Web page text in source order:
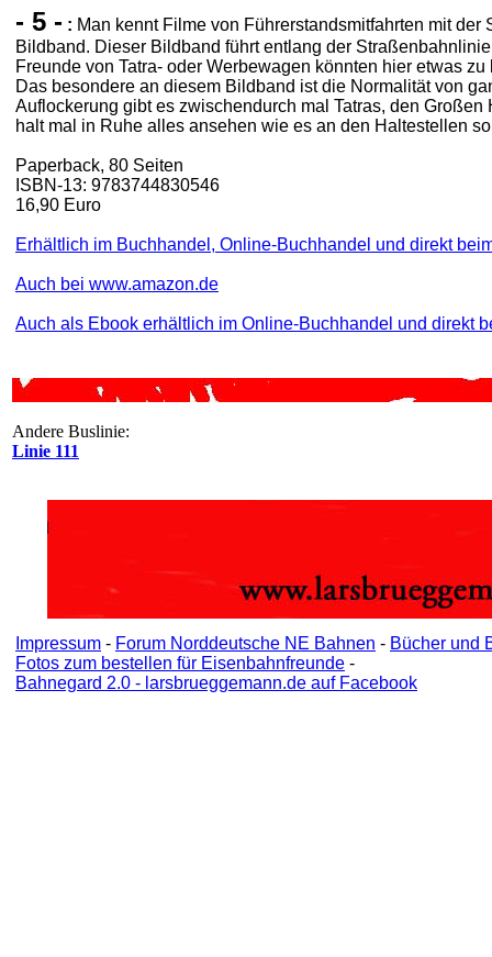
- 5 - : Man kennt Filme von Führerstandsmitfahrten mit
Bildband. Dieser Bildband führt entlang der
Freunde von Tatra- oder Werbewagen könnten hier etwas
Das besondere an diesem Bildband ist die Normalität von
Auflockerung gibt es zwischendurch mal Tatras, den
halt mal in Ruhe alles ansehen wie es an den Haltestellen
Paperback, 80 Seiten
ISBN-13: 9783744830546
16,90 Euro
Erhältlich im Buchhandel, Online-Buchhandel und direkt
Auch bei www.amazon.de
Auch als Ebook erhältlich im Online-Buchhandel und direkt
Andere Buslinie:
Linie 111
Impressum - Forum Norddeutsche NE Bahnen - Bücher und
Fotos zum bestellen für Eisenbahnfreunde -
Bahnegard 2.0 - larsbrueggemann.de auf Facebook